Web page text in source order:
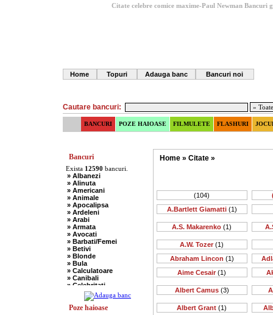
Citate celebre comice maxime-Paul Newman Bancuri
Home Topuri Adauga banc Bancuri noi
Cautare bancuri:
BANCURI POZE HAIOASE FILMULETE FLASHURI
Bancuri
Exista 12590 bancuri.
» Albanezi
» Alinuta
» Americani
» Animale
» Apocalipsa
» Ardeleni
» Arabi
» Armata
» Avocati
» Barbati/Femei
» Betivi
» Blonde
» Bula
» Calculatoare
» Canibali
» Celebritati
» Chelneri
» Chuck Norris
» Ciobani
Poze haioase
Home» Citate»
(104)
A.Bartlett Giamatti(1)
A.S. Makarenko (1)
A.W. Tozer (1)
Abraham Lincon (1)
Aime Cesair (1)
Albert Camus(3)
Albert Grant (1)